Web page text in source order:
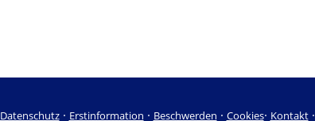
Datenschutz· Erstinformation · Beschwerden · Cookies· Kontakt·